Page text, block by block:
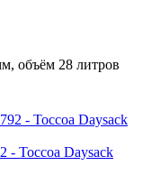
объём 28 литров
- Toccoa Daysack